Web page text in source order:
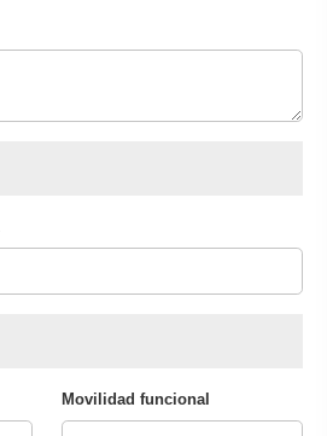
Movilidad funcional